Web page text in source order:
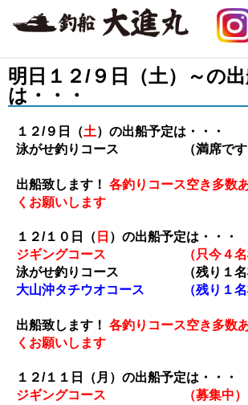
明日１２/９日（土）～の
は・・・
１２/９ 日（土）の出船予定は・・・
泳がせ釣りコース （満席です
出船致します！ 各釣りコース空き多数
くお願いします
１２/１０ 日（ 日 ）の出船予定は・・・
ジギングコース （只今４名
泳がせ釣りコース （残り１名
大山沖タチウオコース （残り１名
出船致します！ 各釣りコース空き多数
くお願いします
１２/１１ 日（月）の出船予定は・・・
ジギングコース （募集中）